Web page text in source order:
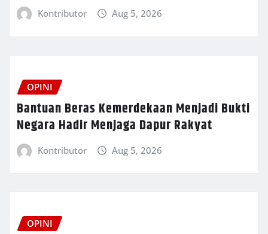
Kontributor Aug 5, 2026
OPINI
Bantuan Beras Kemerdekaan Menjadi Bukti
Negara Hadir Menjaga Dapur Rakyat
Kontributor Aug 5, 2026
OPINI